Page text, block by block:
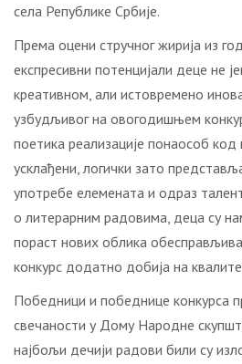
села Републике Србије.
Према оцени стручног жирија из
експресивни потенцијали деце не
креативном, али истовремено
узбудљивог на овогодишњем
поетика реализације понаособ код
усклађени, логички зато
употребе елемената и одраз
о литерарним радовима, деца су
пораст нових облика
конкурс додатно добија на
Победници и победнице конкурса
свечаности у Дому Народне
најбољи дечији радови били су